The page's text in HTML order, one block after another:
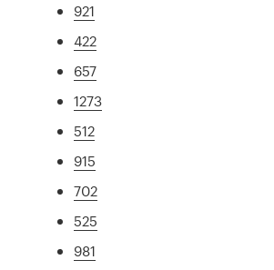
921
422
657
1273
512
915
702
525
981